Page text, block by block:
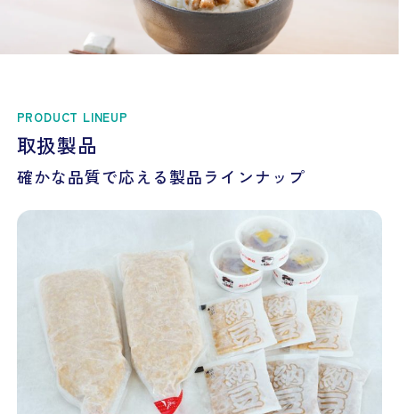
PRODUCT LINEUP
取扱製品
確かな品質で応える製品ラインナップ